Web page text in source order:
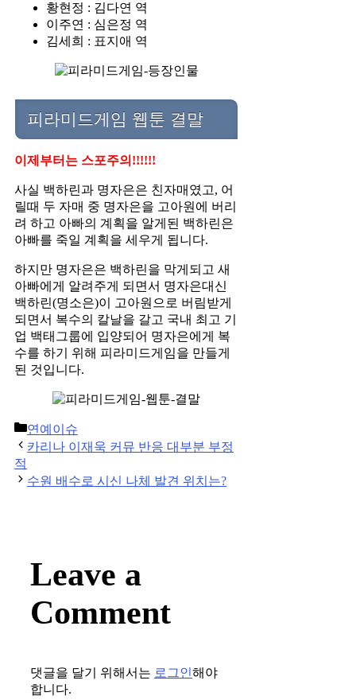
황현정 : 김다연 역
이주연 : 심은정 역
김세희 : 표지애 역
피라미드게임 웹툰 결말
이제부터는 스포주의!!!!!!
사실 백하린과 명자은은 친자매였고, 어
릴때 두 자매 중 명자은을 고아원에 버리
려 하고 아빠의 계획을 알게된 백하린은
아빠를 죽일 계획을 세우게 됩니다.
하지만 명자은은 백하린을 막게되고 새
아빠에게 알려주게 되면서 명자은대신
백하린(명소은)이 고아원으로 버림받게
되면서 복수의 칼날을 갈고 국내 최고 기
업 백태그룹에 입양되어 명자은에게 복
수를 하기 위해 피라미드게임을 만들게
된 것입니다.
Categories
연예이슈
Post
navigation
카리나 이재욱 커뮤 반응 대부분 부정
적
수원 배수로 시신 나체 발견 위치는?
Leave a
Comment
댓글을 달기 위해서는 로그인해야
합니다.